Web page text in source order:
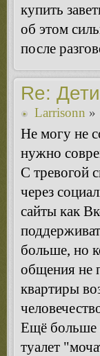
купить
об этом
после
Re:
Larrisonn »
Не могу не
нужно
С тревогой
через
сайты как
больше, но
общения не
квартиры
Ещё больше
туалет